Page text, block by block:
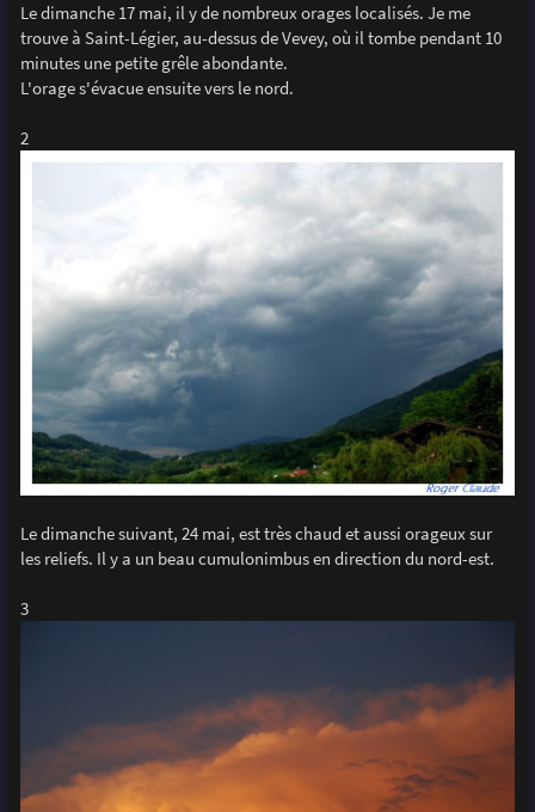
Le dimanche 17 mai, il y de nombreux orages localisés. Je me
trouve à Saint-Légier, au-dessus de Vevey, où il tombe pendant 10
minutes une petite grêle abondante.
L'orage s'évacue ensuite vers le nord.
2
Le dimanche suivant, 24 mai, est très chaud et aussi orageux sur
les reliefs. Il y a un beau cumulonimbus en direction du nord-est.
3